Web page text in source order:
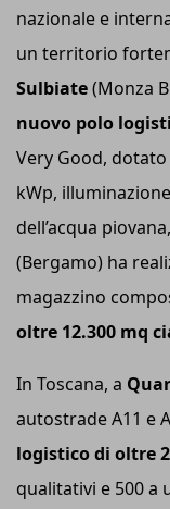
nazionale e
un territorio
Sulbiate(Monza
nuovo polo
Very Good,
kWp,
dell’acqua
(Bergamo) ha
magazzino
oltre 12.300 mq
In Toscana, a
autostrade A11 e
logistico di oltre
qualitativi e 500 a